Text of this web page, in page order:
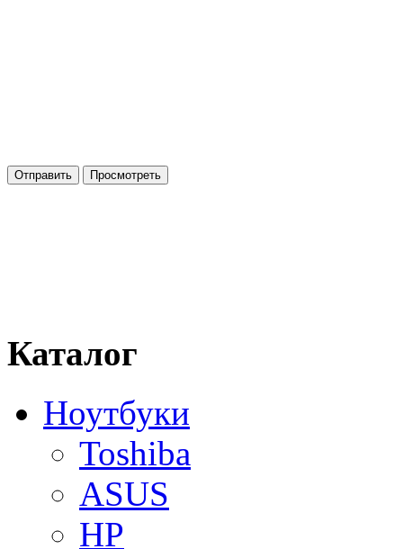
Каталог
Ноутбуки
Toshiba
ASUS
HP